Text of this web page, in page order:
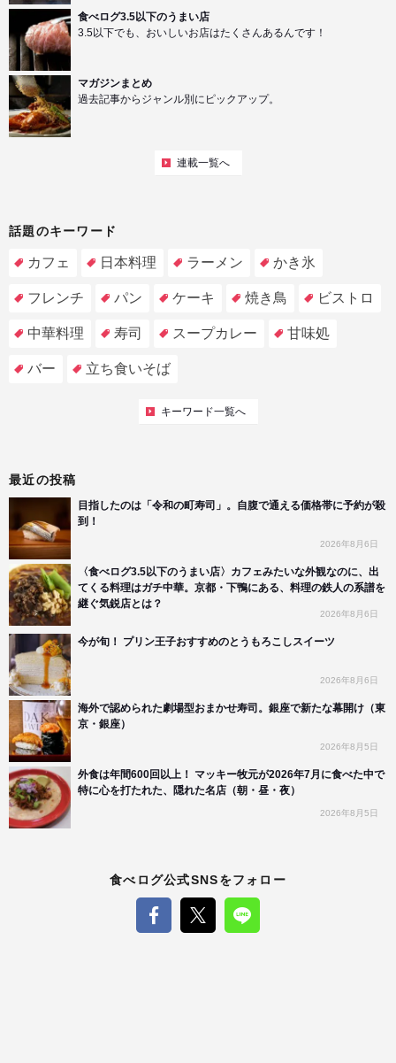
食べログ3.5以下のうまい店
3.5以下でも、おいしいお店はたくさんあるんです！
マガジンまとめ
過去記事からジャンル別にピックアップ。
連載一覧へ
話題のキーワード
カフェ 日本料理 ラーメン かき氷
フレンチ パン ケーキ 焼き鳥 ビストロ
中華料理 寿司 スープカレー 甘味処
バー 立ち食いそば
キーワード一覧へ
最近の投稿
目指したのは「令和の町寿司」。自腹で通える価格帯に予約が殺
到！
2026年8月6日
〈食べログ3.5以下のうまい店〉カフェみたいな外観なのに、出
てくる料理はガチ中華。京都・下鴨にある、料理の鉄人の系譜を
継ぐ気鋭店とは？
2026年8月6日
今が旬！ プリン王子おすすめのとうもろこしスイーツ
2026年8月6日
海外で認められた劇場型おまかせ寿司。銀座で新たな幕開け（東
京・銀座）
2026年8月5日
外食は年間600回以上！ マッキー牧元が2026年7月に食べた中で
特に心を打たれた、隠れた名店（朝・昼・夜）
2026年8月5日
食べログ公式SNSをフォロー